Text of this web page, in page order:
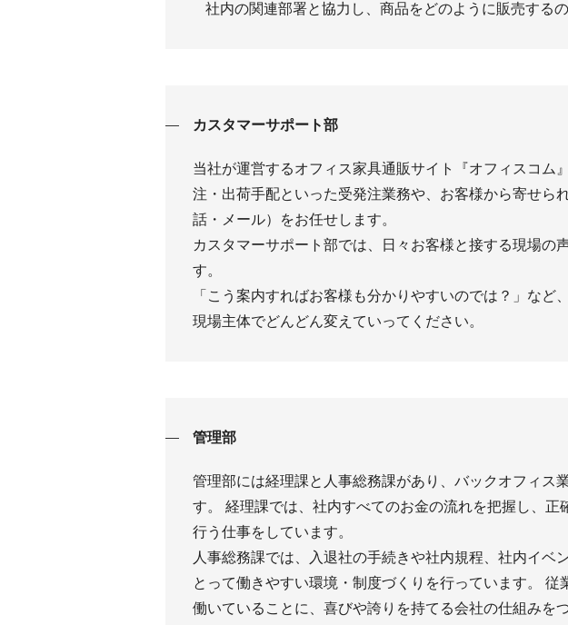
社内の関連部署と協力し、商品をどのように販売する
カスタマーサポート部
当社が運営するオフィス家具通販サイト『オフィスコム
注・出荷手配といった受発注業務や、お客様から寄せら
話・メール）をお任せします。
カスタマーサポート部では、日々お客様と接する現場の
す。
「こう案内すればお客様も分かりやすいのでは？」など
現場主体でどんどん変えていってください。
管理部
管理部には経理課と人事総務課があり、バックオフィス
す。 経理課では、社内すべてのお金の流れを把握し、正
行う仕事をしています。
人事総務課では、入退社の手続きや社内規程、社内イベ
とって働きやすい環境・制度づくりを行っています。 従
働いていることに、喜びや誇りを持てる会社の仕組みを